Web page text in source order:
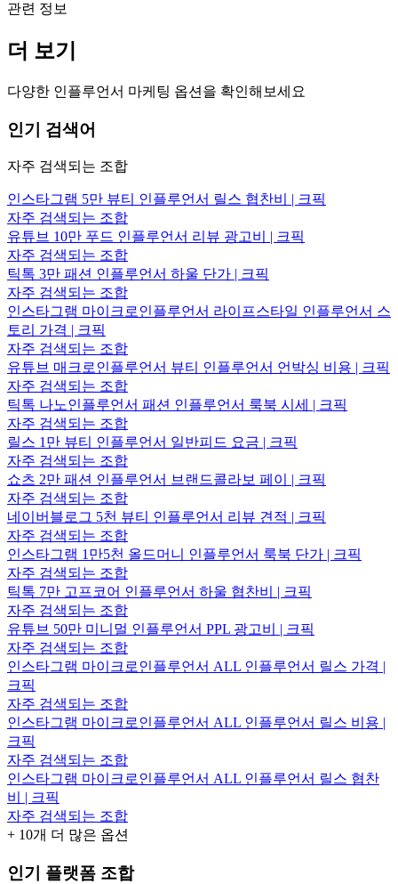
관련 정보
더 보기
다양한 인플루언서 마케팅 옵션을 확인해보세요
인기 검색어
자주 검색되는 조합
인스타그램 5만 뷰티 인플루언서 릴스 협찬비 | 크픽
자주 검색되는 조합
유튜브 10만 푸드 인플루언서 리뷰 광고비 | 크픽
자주 검색되는 조합
틱톡 3만 패션 인플루언서 하울 단가 | 크픽
자주 검색되는 조합
인스타그램 마이크로인플루언서 라이프스타일 인플루언서 스
토리 가격 | 크픽
자주 검색되는 조합
유튜브 매크로인플루언서 뷰티 인플루언서 언박싱 비용 | 크픽
자주 검색되는 조합
틱톡 나노인플루언서 패션 인플루언서 룩북 시세 | 크픽
자주 검색되는 조합
릴스 1만 뷰티 인플루언서 일반피드 요금 | 크픽
자주 검색되는 조합
쇼츠 2만 패션 인플루언서 브랜드콜라보 페이 | 크픽
자주 검색되는 조합
네이버블로그 5천 뷰티 인플루언서 리뷰 견적 | 크픽
자주 검색되는 조합
인스타그램 1만5천 올드머니 인플루언서 룩북 단가 | 크픽
자주 검색되는 조합
틱톡 7만 고프코어 인플루언서 하울 협찬비 | 크픽
자주 검색되는 조합
유튜브 50만 미니멀 인플루언서 PPL 광고비 | 크픽
자주 검색되는 조합
인스타그램 마이크로인플루언서 ALL 인플루언서 릴스 가격 |
크픽
자주 검색되는 조합
인스타그램 마이크로인플루언서 ALL 인플루언서 릴스 비용 |
크픽
자주 검색되는 조합
인스타그램 마이크로인플루언서 ALL 인플루언서 릴스 협찬
비 | 크픽
자주 검색되는 조합
+ 10개 더 많은 옵션
인기 플랫폼 조합